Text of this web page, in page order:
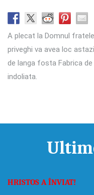
asezati.Despre Noi
Crez, pastori,
Articole si
Stiri si
A plecat la Domnul
priveghi va avea loc
de langa fosta Fabrica
indoliata.
HRISTOS A ÎNVIAT!